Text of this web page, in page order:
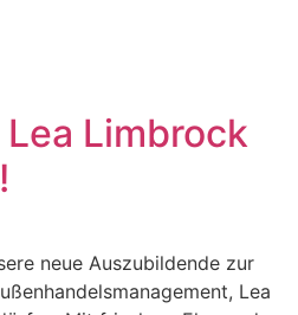
Limbrock
neue Auszubildende zur
Lea